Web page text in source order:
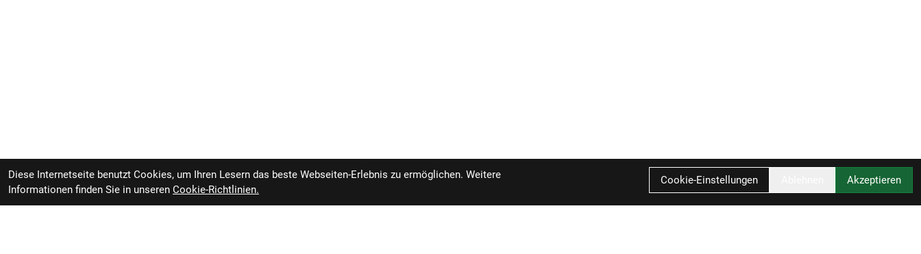
Diese Internetseite benutzt Cookies, um Ihren Lesern das beste Webseiten-Erlebnis zu ermöglichen. Weitere
Informationen finden Sie in unseren Cookie-Richtlinien.
Cookie-Einstellungen Akzeptieren